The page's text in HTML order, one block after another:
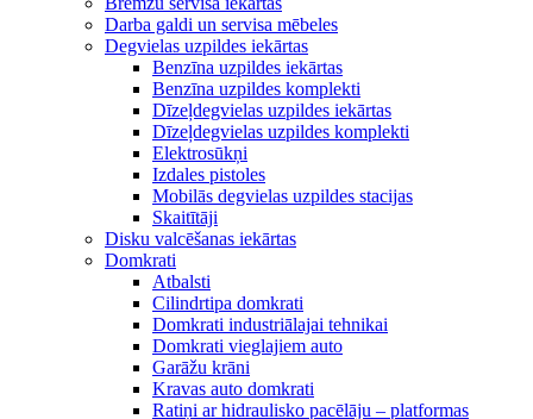
Darba galdi un servisa mēbeles
Degvielas uzpildes iekārtas
Benzīna uzpildes iekārtas
Benzīna uzpildes komplekti
Dīzeļdegvielas uzpildes iekārtas
Dīzeļdegvielas uzpildes komplekti
Elektrosūkņi
Izdales pistoles
Mobilās degvielas uzpildes stacijas
Skaitītāji
Disku valcēšanas iekārtas
Domkrati
Atbalsti
Cilindrtipa domkrati
Domkrati industriālajai tehnikai
Domkrati vieglajiem auto
Garāžu krāni
Kravas auto domkrati
Ratiņi ar hidraulisko pacēlāju – platformas